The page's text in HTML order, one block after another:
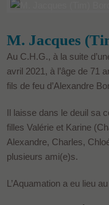
M. Jacques
Au C.H.G., à la suite
avril 2021, à l’âge de 71
fils de feu d’Alexandre
Il laisse dans le deuil sa
filles Valérie et Karine
Alexandre, Charles,
plusieurs ami(e)s.
L’Aquamation a eu lieu